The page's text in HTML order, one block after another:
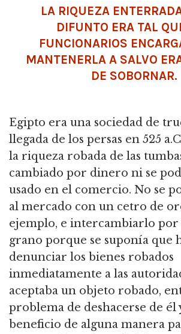
LA RIQUEZA
DIFUNTO ERA TAL
FUNCIONARIOS
MANTENERLA A SALVO
DE SOBORNAR.
Egipto era una sociedad de
llegada de los persas en 525
la riqueza robada de las
cambiado por dinero ni se
usado en el comercio. No se
al mercado con un cetro de
ejemplo, e intercambiarlo por
grano porque se suponía que
denunciar los bienes robados
inmediatamente a las
aceptaba un objeto robado,
problema de deshacerse de él
beneficio de alguna manera